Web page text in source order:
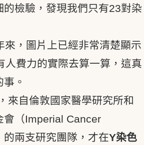
的檢驗，發現我們只有23對染
來，圖片上已經非常清楚顯示
人費力的實際去算一算，這真
。
來自倫敦國家醫學研究所和
會（Imperial Cancer
兩支研究團隊，才在Y染色